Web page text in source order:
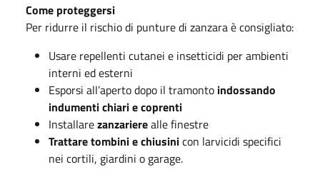
Come proteggersi
Per ridurre il rischio di punture di zanzara è consigliato:
Usare repellenti cutanei e insetticidi per ambienti
interni ed esterni
Esporsi all’aperto dopo il tramonto indossando
indumenti chiari e coprenti
Installarezanzarierealle finestre
Trattare tombini e chiusinicon larvicidi specifici
nei cortili, giardini o garage.